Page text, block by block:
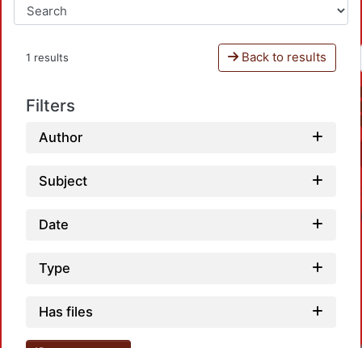
1 results Back to results
Filters
Author
Subject
Date
Type
Has files